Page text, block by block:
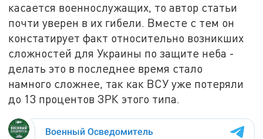
касается военнослужащих, то автор статьи
почти уверен в их гибели. Вместе с тем он
констатирует факт относительно возникших
сложностей для Украины по защите неба -
делать это в последнее время стало
намного сложнее, так как ВСУ уже потеряли
до 13 процентов ЗРК этого типа.